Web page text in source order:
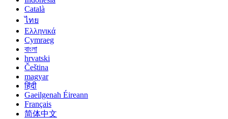
Català
ไทย
Ελληνικά
Cymraeg
বাংলা
hrvatski
Čeština
magyar
हिंदी
Gaeilgenah Éireann
Français
简体中文